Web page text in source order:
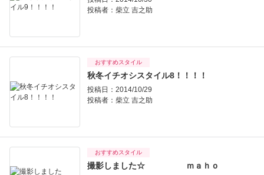
投稿者： 柴立 吉之助
おすすめスタイル
秋冬イチオシスタイル8！！！！
投稿日：2014/10/29
投稿者： 柴立 吉之助
おすすめスタイル
撮影しました☆ ｍａｈｏ